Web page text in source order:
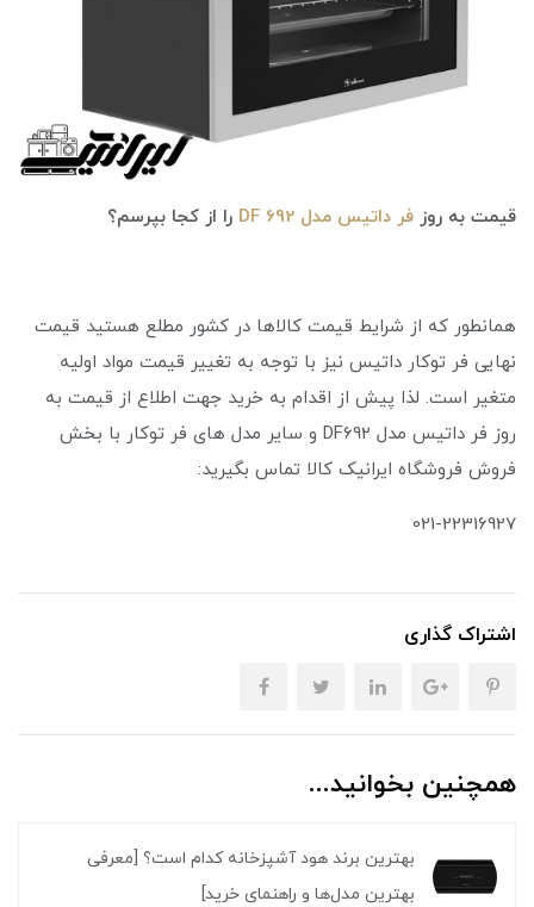
قیمت به روز فر داتیس مدل DF 692 را از کجا بپرسم؟
همانطور که از شرایط قیمت کالاها در کشور مطلع هستید قیمت
نهایی فر توکار داتیس نیز با توجه به تغییر قیمت مواد اولیه
متغیر است. لذا پیش از اقدام به خرید جهت اطلاع از قیمت به
روز فر داتیس مدل DF692 و سایر مدل های فر توکار با بخش
فروش فروشگاه ایرانیک کالا تماس بگیرید:
021-22316927
اشتراک گذاری
همچنین بخوانید...
بهترین برند هود آشپزخانه کدام است؟ [معرفی
بهترین مدل‌ها و راهنمای خرید]